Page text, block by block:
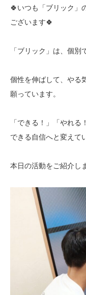
🍀いつも「ブリック」
ございます🍀
「ブリック」は、個別
個性を伸ばして、やる
願っています。
「できる！」「やれ
できる自信へと変えて
本日の活動をご紹介し